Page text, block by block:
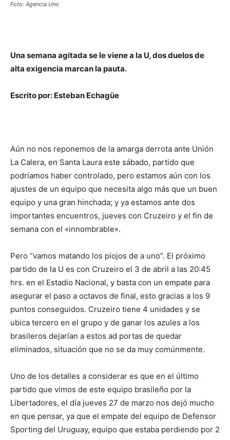
Foto: Agencia Uno
Una semana agitada se le viene a la U, dos duelos de
alta exigencia marcan la pauta.
Escrito por: Esteban Echagüe
Aún no nos reponemos de la amarga derrota ante Unión
La Calera, en Santa Laura este sábado, partido que
podríamos haber controlado, pero estamos aún con los
ajustes de un equipo que necesita algo más que un buen
equipo y una gran hinchada; y ya estamos ante dos
importantes encuentros, jueves con Cruzeiro y el fin de
semana con el «innombrable».
Pero “vamos matando los piojos de a uno”. El próximo
partido de la U es con Cruzeiro el 3 de abril a las 20:45
hrs. en el Estadio Nacional, y basta con un empate para
asegurar el paso a octavos de final, esto gracias a los 9
puntos conseguidos. Cruzeiro tiene 4 unidades y se
ubica tercero en el grupo y de ganar los azules a los
brasileros dejarían a estos ad portas de quedar
eliminados, situación que no se da muy comúnmente.
Uno de los detalles a considerar es que en el último
partido que vimos de este equipo brasileño por la
Libertadores, el día jueves 27 de marzo nos dejó mucho
en que pensar, ya que el empate del equipo de Defensor
Sporting del Uruguay, equipo que estaba perdiendo por 2